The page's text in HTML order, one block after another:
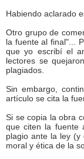
Habiendo aclarado
Otro grupo de
la fuente al final"...
que yo escribí el
lectores se
plagiados.
Sin embargo,
artículo se cita la
Si se copia la obra
que citen la fuente
plagio ante la ley
moral y ética de la